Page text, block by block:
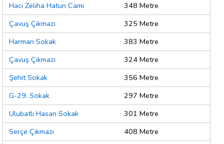
Hacı Zeliha Hatun Cami
348 Metre
Çavuş Çıkmazı
325 Metre
Harman Sokak
383 Metre
Çavuş Çıkmazı
324 Metre
Şehit Sokak
356 Metre
G-29. Sokak
297 Metre
Ulubatlı Hasan Sokak
301 Metre
Serçe Çıkmazı
408 Metre